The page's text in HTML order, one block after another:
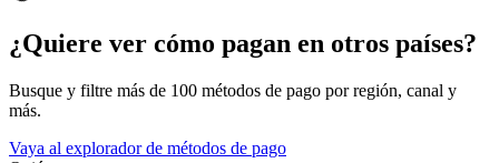
¿Quiere ver cómo pagan en otros países?
Busque y filtre más de 100 métodos de pago por región, canal y
más.
Vaya al explorador de métodos de pago